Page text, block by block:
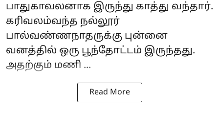
பாதுகாவலனாக இருந்து காத்து வந்தார்.
கரிவலம்வந்த நல்லூர்
பால்வண்ணநாதருக்கு புன்னை
வனத்தில் ஒரு பூந்தோட்டம் இருந்தது.
அதற்கும் மணி ...
Read More